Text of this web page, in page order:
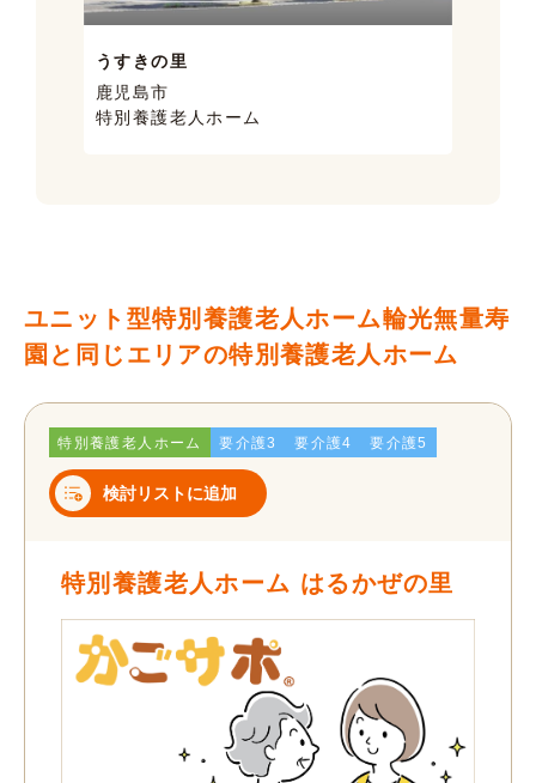
うすきの里
鹿児島市
特別養護老人ホーム
ユニット型特別養護老人ホーム輪光無量寿
園と同じエリアの特別養護老人ホーム
特別養護老人ホーム 要介護3 要介護4 要介護5
検討リストに追加
特別養護老人ホーム はるかぜの里